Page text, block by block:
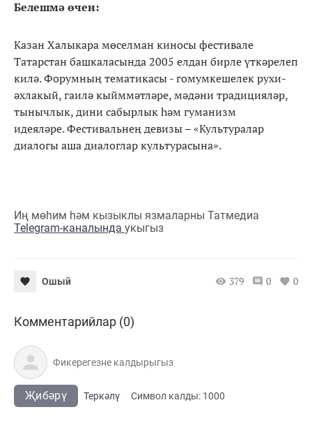
Белешмә өчен:
Казан Халыкара мөселман киносы фестивале
Татарстан башкаласында 2005 елдан бирле үткәрелеп
килә. Форумның тематикасы - гомумкешелек рухи-
әхлакый, гаилә кыйммәтләре, мәдәни традицияләр,
тынычлык, дини сабырлык һәм гуманизм
идеяләре. Фестивальнең девизы – «Культуралар
диалогы аша диалоглар культурасына».
Иң мөһим һәм кызыклы язмаларны Татмедиа
Telegram-каналында укыгыз
Ошый 379 0 0
Комментарийлар (0)
Җибәрү Теркәлү Cимвол калды: 1000